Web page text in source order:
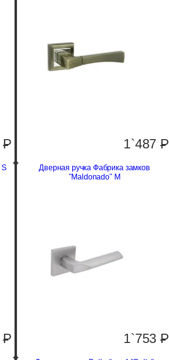
P 1`487P
P
Дверная ручка Фабрика замков
"Maldonado" M
1`753P